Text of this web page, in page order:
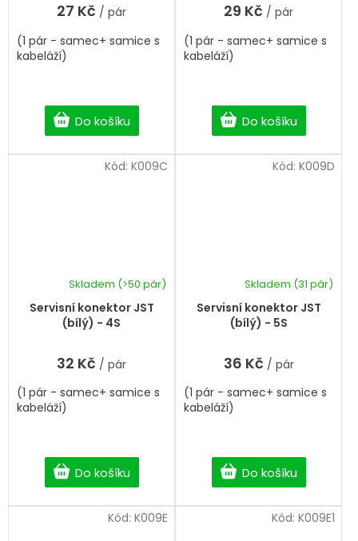
27 Kč / pár
Do košíku
(1 pár - samec+ samice s
kabeláží)
29 Kč / pár
Do košíku
(1 pár - samec+ samice s
kabeláží)
Servisní konektor JST
(bílý) - 4S
Skladem (>50 pár)
32 Kč / pár
Do košíku
(1 pár - samec+ samice s
kabeláží)
Kód: K009C
Servisní konektor JST
(bílý) - 5S
hodnocení
produktu
hvězdiček.
Skladem (31 pár)
36 Kč / pár
Do košíku
(1 pár - samec+ samice s
kabeláží)
Kód: K009D
Kód: K009E Kód: K009E1